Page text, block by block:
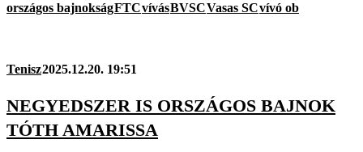
országos bajnokságFTCvívásBVSCVasas SCvívó ob
Tenisz2025.12.20. 19:51
NEGYEDSZER IS ORSZÁGOS BAJNOK
TÓTH AMARISSA